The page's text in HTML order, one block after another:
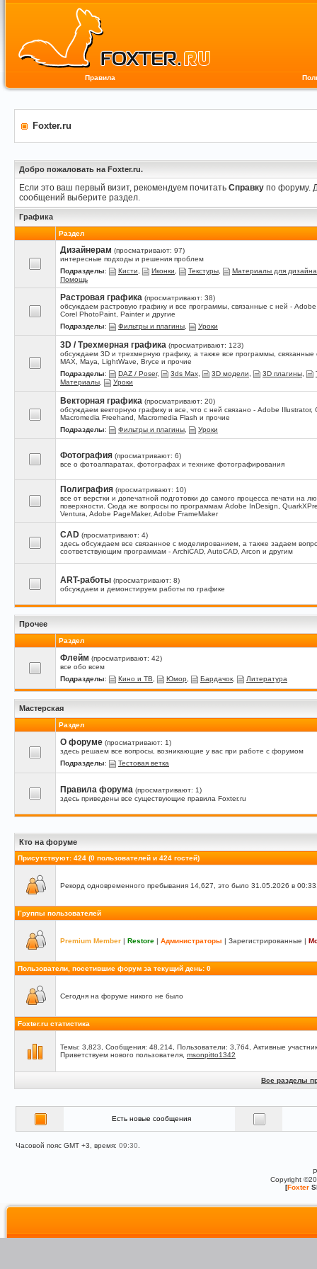
Правила
Foxter.ru
Добро пожаловать на Foxter.ru.
Если это ваш первый визит, рекомендуем почитать Справку по форуму.
сообщений выберите раздел.
Графика
Раздел
Дизайнерам (просматривают: 97)
интересные подходы и решения проблем
Подразделы: Кисти Иконки Текстуры
Материалы для дизайна
Помощь
Растровая графика (просматривают: 38)
обсуждаем растровую графику и все программы, связанные с ней -
Corel PhotoPaint, Painter и другие
Подразделы: Фильтры и плагины Уроки
3D / Трехмерная графика (просматривают: 123)
обсуждаем 3D и трехмерную графику, а также все программы, связанные
MAX, Maya, LightWave, Bryce и прочие
Подразделы: DAZ / Poser, 3ds Max 3D модели 3D плагины
Материалы
Уроки
Векторная графика (просматривают: 20)
обсуждаем векторную графику и все, что с ней связано - Adobe Illustrator,
Macromedia Freehand, Macromedia Flash и прочие
Подразделы: Фильтры и плагины Уроки
Фотография (просматривают: 6)
все о фотоаппаратах, фотографах и технике фотографирования
Полиграфия (просматривают: 10)
все от верстки и допечатной подготовки до самого процесса печати на
поверхности. Сюда же вопросы по программам Adobe InDesign,
Ventura, Adobe PageMaker, Adobe FrameMaker
CAD (просматривают: 4)
здесь обсуждаем все связанное с моделированием, а также задаем
соответствующим программам - ArchiCAD, AutoCAD, Arcon и другим
ART-работы (просматривают: 8)
обсуждаем и демонстируем работы по графике
Прочее
Раздел
Флейм (просматривают: 42)
все обо всем
Подразделы: Кино и ТВ Юмор Бардачок Литература
Мастерская
Раздел
О форуме (просматривают: 1)
здесь решаем все вопросы, возникающие у вас при работе с форумом
Подразделы: Тестовая ветка
Правила форума (просматривают: 1)
здесь приведены все существующие правила Foxter.ru
Кто на форуме
Присутствуют: 424 (0 пользователей и 424 гостей)
Рекорд одновременного пребывания 14,627, это было 31.05.2026 в
Группы пользователей
Premium Member | Restore | Администраторы | Зарегистрированные |
Пользователи, посетившие форум за текущий день: 0
Сегодня на форуме никого не было
Foxter.ru статистика
Темы: 3,823, Сообщения: 48,214, Пользователи: 3,764, Активные
Приветствуем нового пользователя, msonpitto1342
Все разделы
Есть новые сообщения
Часовой пояс GMT +3, время: 09:30
Copyright
[Foxter